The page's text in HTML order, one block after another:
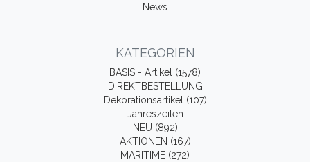
News
KATEGORIEN
BASIS - Artikel (1578)
DIREKTBESTELLUNG
Dekorationsartikel (107)
Jahreszeiten
NEU (892)
AKTIONEN (167)
MARITIME (272)